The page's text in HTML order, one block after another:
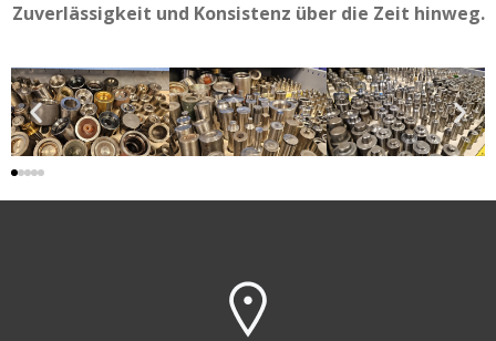
Zuverlässigkeit und Konsistenz über die Zeit hinweg.